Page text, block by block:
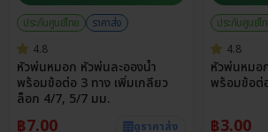
ประกันศูนย์ไทย
ราคาส่ง
4.8
หัวพ่นหมอก หัวพ่นละอองน้ำ
พร้อมข้อต่อ 3 ทาง เพิ่มเกลียว
ล็อก 4/7, 5/7 มม.
฿7.00
ดูราคาส่ง
ประกันศูนย์ไ
4.8
หัวพ่นหมอ
พร้อมข้อต่
฿3.00